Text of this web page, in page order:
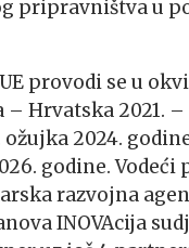
pripravništva u
provodi se u
Hrvatska 2021. –
ožujka 2024.
godine. Vodeći
razvojna
INOVAcija